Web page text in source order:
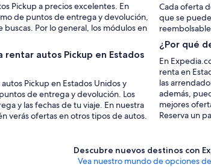
Pickup a precios excelentes. En
de puntos de entrega y devolución,
Por lo general, los módulos en
autos Pickup en Estados
Pickup en Estados Unidos y
de entrega y devolución. Los
y las fechas de tu viaje. En nuestra
verás ofertas en otros tipos de autos.
Cada oferta
que se
¿Por qué
En
renta en
las
además,
mejores
Reserva un
Descubre nuevos destinos con
Vea nuestro mundo de opciones